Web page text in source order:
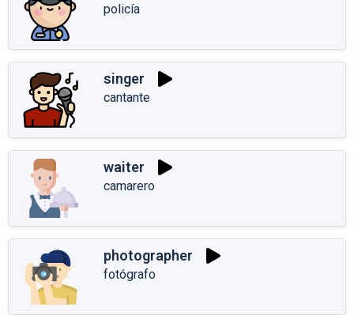
policía
singer
cantante
waiter
camarero
photographer
fotógrafo